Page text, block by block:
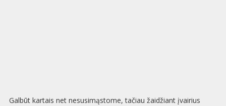
Galbūt kartais net nesusimąstome, tačiau žaidžiant įvairius